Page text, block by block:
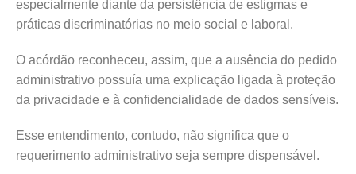
especialmente diante da persistência de estigmas e
práticas discriminatórias no meio social e laboral.
O acórdão reconheceu, assim, que a ausência do pedido
administrativo possuía uma explicação ligada à proteção
da privacidade e à confidencialidade de dados sensíveis.
Esse entendimento, contudo, não significa que o
requerimento administrativo seja sempre dispensável.